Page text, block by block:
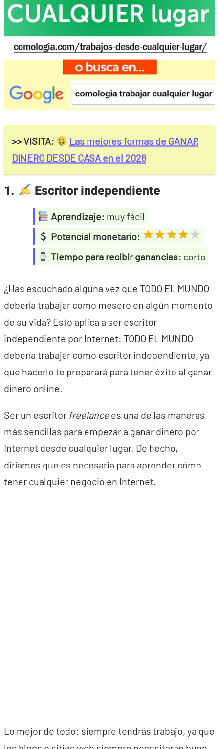
>> VISITA:
Las mejores formas de GANAR
DINERO DESDE CASA en el 2026
1. Escritor independiente
Aprendizaje: muy fácil
Potencial monetario:
Tiempo para recibir ganancias: corto
¿Has escuchado alguna vez que TODO EL MUNDO
debería trabajar como mesero en algún momento
de su vida? Esto aplica a ser escritor
independiente por Internet: TODO EL MUNDO
debería trabajar como escritor independiente, ya
que hacerlo te preparará para tener éxito al ganar
dinero online.
Ser un escritor freelance es una de las maneras
más sencillas para empezar a ganar dinero por
Internet desde cualquier lugar. De hecho,
diríamos que es necesaria para aprender cómo
tener cualquier negocio en Internet.
Lo mejor de todo: siempre tendrás trabajo, ya que